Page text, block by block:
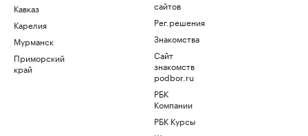
Кавказ
Карелия
Мурманск
Приморский
край
сайтов
Рег.решения
Знакомства
Сайт
знакомств
podbor.ru
РБК
Компании
РБК Курсы